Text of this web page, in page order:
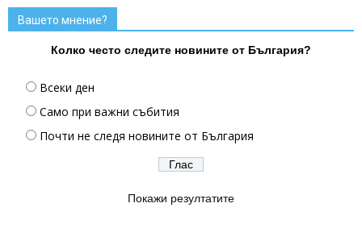
Вашето мнение?
Колко често следите новините от България?
Всеки ден
Само при важни събития
Почти не следя новините от България
Покажи резултатите